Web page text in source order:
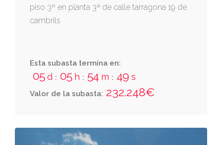
piso 3º en planta 3ª de calle tarragona 19 de
cambrils
Esta subasta termina en:
05d : 05 h : 54 m : 47 s
Valor de la subasta: 232.248€